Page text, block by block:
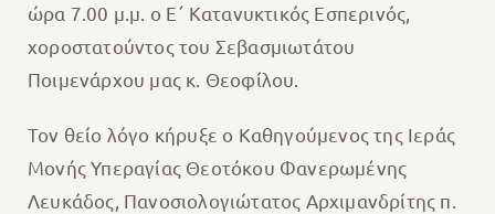
ώρα 7.00 μ.μ. ο Ε΄ Κατανυκτικός Εσπερινός,
χοροστατούντος του Σεβασμιωτάτου
Ποιμενάρχου μας κ. Θεοφίλου.
Τον θείο λόγο κήρυξε ο Καθηγούμενος της Ιεράς
Μονής Υπεραγίας Θεοτόκου Φανερωμένης
Λευκάδος, Πανοσιολογιώτατος Αρχιμανδρίτης π.